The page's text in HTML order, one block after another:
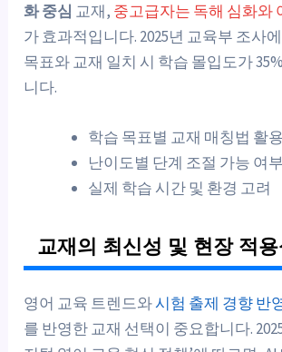
화 중심 교재, 중고급자는 독해 심화와
가 효과적입니다. 2025년 교육부 조사
목표와 교재 일치 시 학습 몰입도가
니다.
학습 목표별 교재 매칭법 활용
난이도별 단계 조절 가능 여
실제 학습 시간 및 환경 고려
교재의 최신성 및 현장 적용
영어 교육 트렌드와시험 출제 경향 반
를 반영한 교재 선택이 중요합니다.